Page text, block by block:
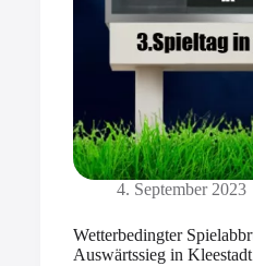
4. September 2023
Wetterbedingter
Auswärtssieg in Kleestadt